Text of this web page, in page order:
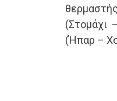
(Στομάχι
(Ήπαρ –